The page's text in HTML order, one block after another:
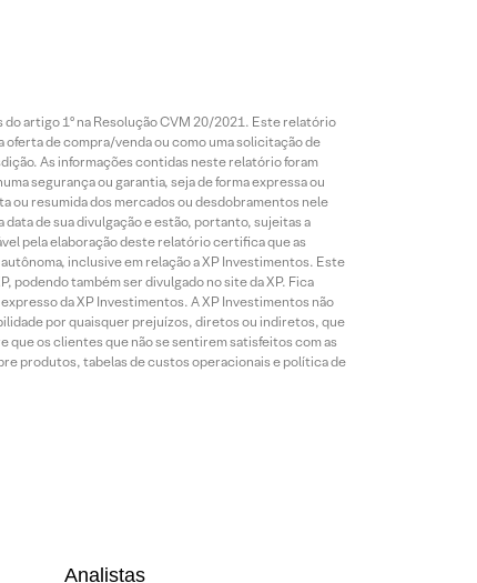
artigo 1º na Resolução CVM 20/2021. Este relatório
de compra/venda ou como uma solicitação de
As informações contidas neste relatório foram
segurança ou garantia, seja de forma expressa ou
ou resumida dos mercados ou desdobramentos nele
de sua divulgação e estão, portanto, sujeitas a
pela elaboração deste relatório certifica que as
inclusive em relação a XP Investimentos. Este
podendo também ser divulgado no site da XP. Fica
da XP Investimentos. A XP Investimentos não
por quaisquer prejuízos, diretos ou indiretos, que
que os clientes que não se sentirem satisfeitos com as
produtos, tabelas de custos operacionais e política de
Analistas